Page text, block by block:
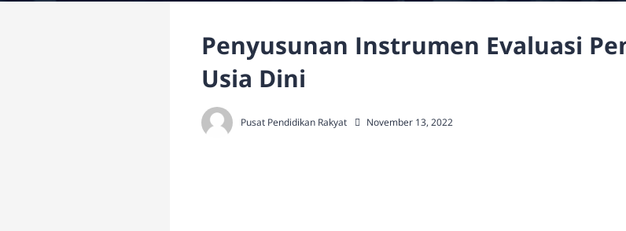
Penyusunan Instrumen Evaluasi
Usia Dini
Pusat Pendidikan Rakyat November 13, 2022